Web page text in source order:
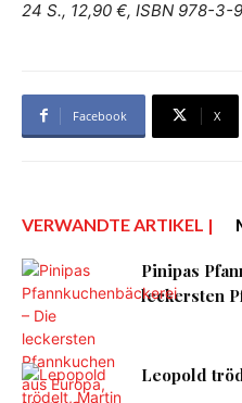
24 S., 12,90 €, ISBN 978-3-
Facebook X
VERWANDTE ARTIKEL |
Pinipas
leckersten
Leopold